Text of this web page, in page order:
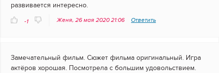
развивается интересно.
-1 Женя, 26 мая 2020 21:06 Ответить
Замечательный фильм. Сюжет фильма оригинальный. Игра
актёров хорошая. Посмотрела с большим удовольствием.